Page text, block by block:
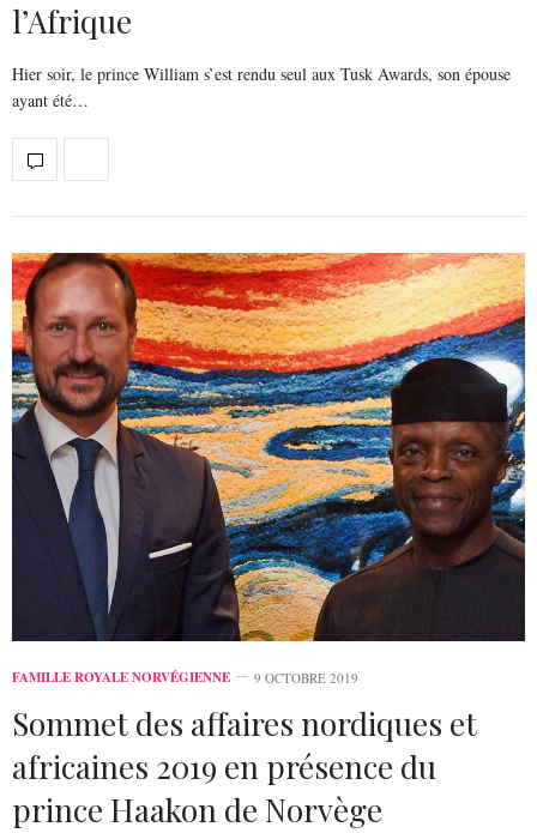
l’Afrique
Hier soir, le prince William s’est rendu seul aux Tusk Awards, son épouse
ayant été…
FAMILLE ROYALE NORVÉGIENNE 9 OCTOBRE 2019
Sommet des affaires nordiques et
africaines 2019 en présence du
prince Haakon de Norvège